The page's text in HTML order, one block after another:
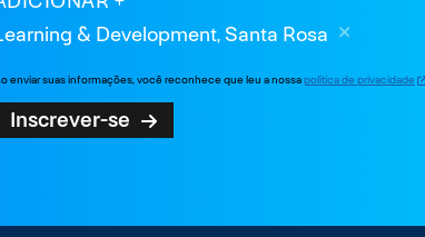
& Development, Santa Rosa
enviar suas informações, você reconhece que leu a nossapolítica de privacidade
Inscrever-se